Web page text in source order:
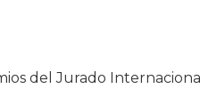
del Jurado Internacional